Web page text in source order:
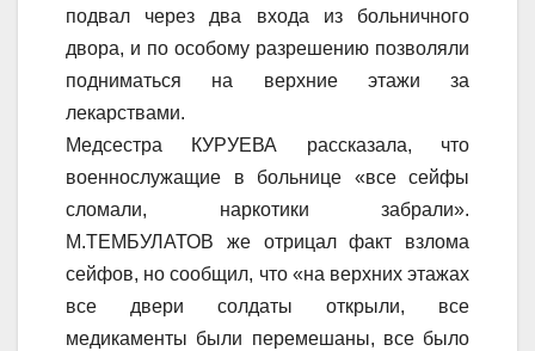
подвал через два входа из больничного
двора, и по особому разрешению позволяли
подниматься на верхние этажи за
лекарствами.
Медсестра КУРУЕВА рассказала, что
военнослужащие в больнице «все сейфы
сломали, наркотики забрали».
М.ТЕМБУЛАТОВ же отрицал факт взлома
сейфов, но сообщил, что «на верхних этажах
все двери солдаты открыли, все
медикаменты были перемешаны, все было